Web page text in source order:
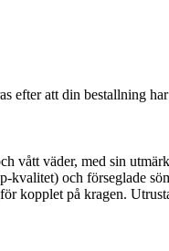
efter att din bestallning
vått väder, med sin
och förseglade
kopplet på kragen.